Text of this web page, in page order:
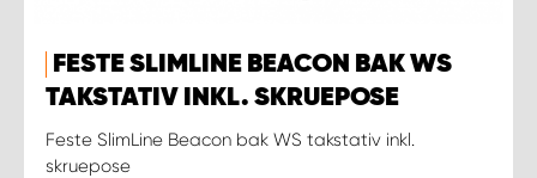
FESTE SLIMLINE BEACON BAK WS
TAKSTATIV INKL. SKRUEPOSE
Feste SlimLine Beacon bak WS takstativ inkl.
skruepose